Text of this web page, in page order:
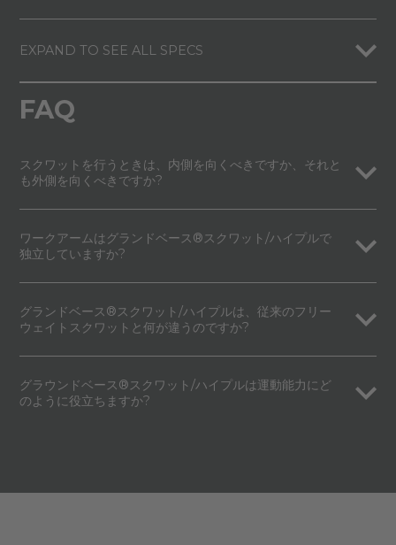
EXPAND TO SEE ALL SPECS
FAQ
スクワットを行うときは、内側を向くべきですか、それと
も外側を向くべきですか?
ワークアームはグランドベース®スクワット/ハイプルで
独立していますか?
グランドベース®スクワット/ハイプルは、従来のフリー
ウェイトスクワットと何が違うのですか?
グラウンドベース®スクワット/ハイプルは運動能力にど
のように役立ちますか?